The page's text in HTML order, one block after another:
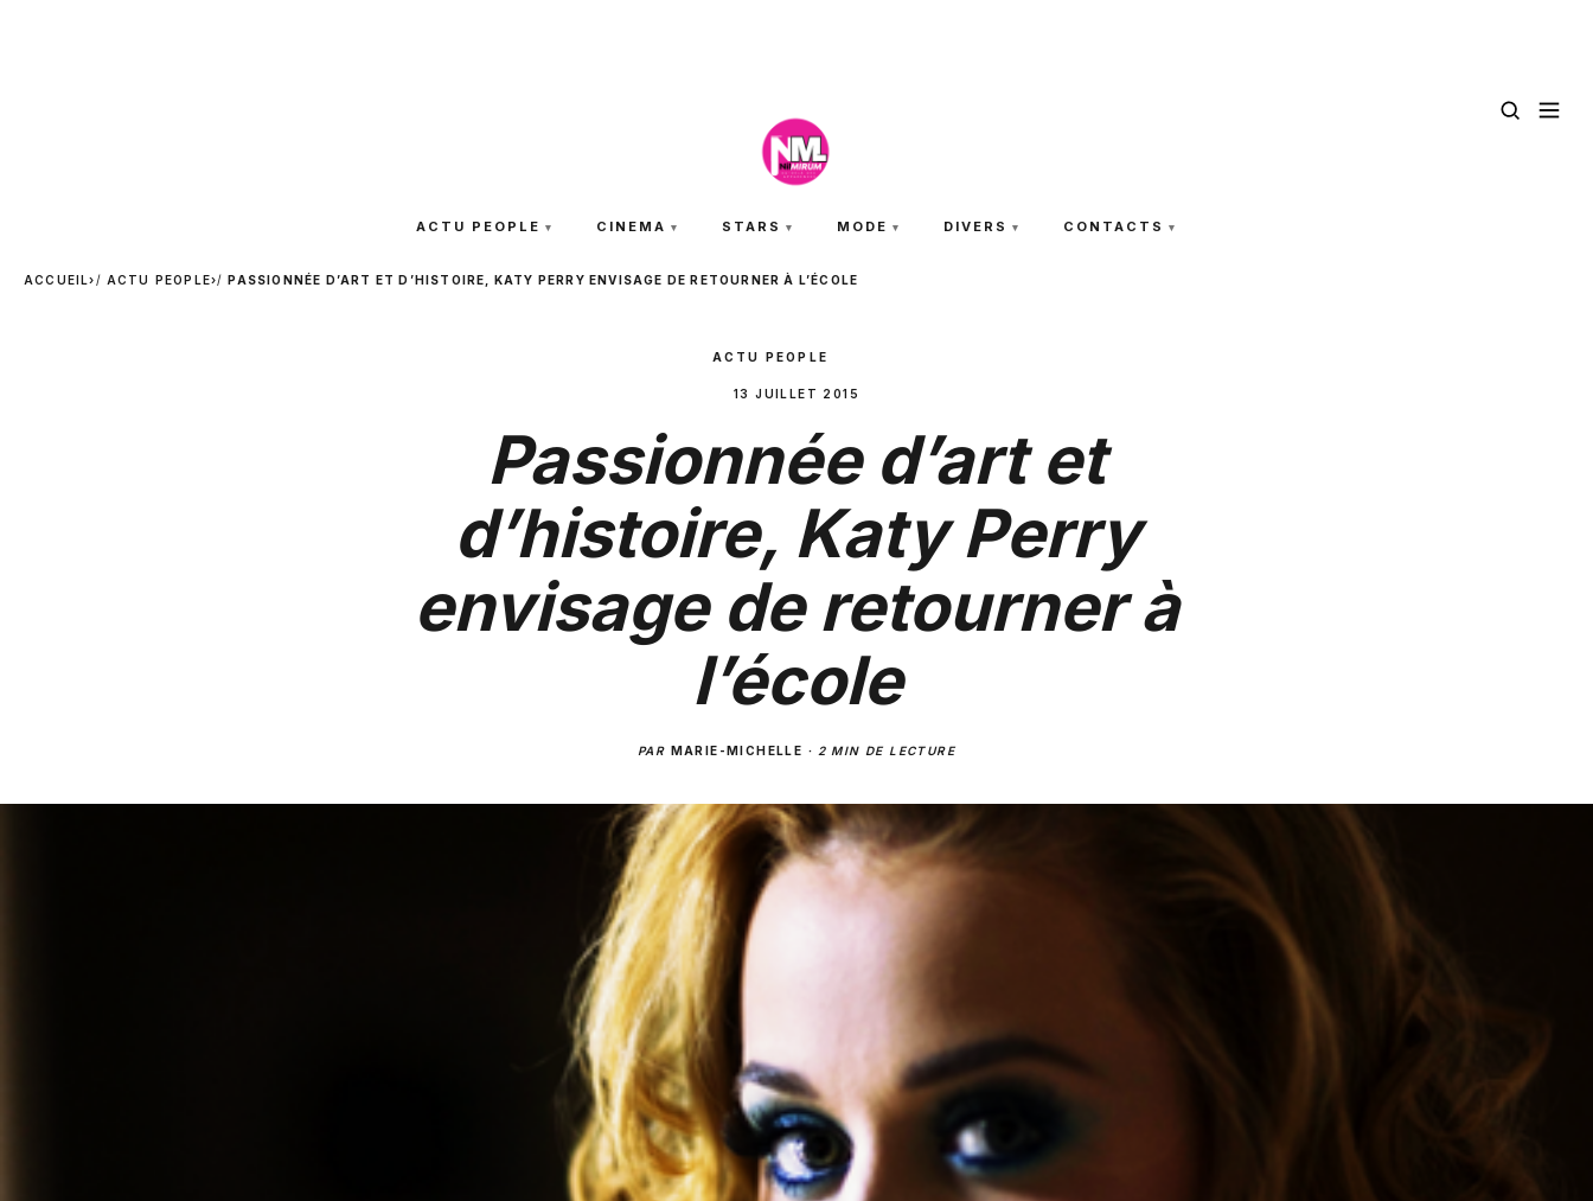
ACTU PEOPLE CINEMA STARS MODE DIVERS CONTACTS
ACCUEIL› ACTU PEOPLE› PASSIONNÉE D’ART ET D’HISTOIRE, KATY PERRY ENVISAGE DE RETOURNER À L’ÉCOLE
ACTU PEOPLE
13 JUILLET 2015
Passionnée d’art et
d’histoire, Katy Perry
envisage de retourner à
l’école
PAR MARIE-MICHELLE · 2 MIN DE LECTURE